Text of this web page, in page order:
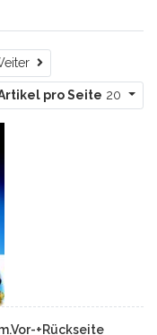
Weiter
pro Seite 20
+Rückseite